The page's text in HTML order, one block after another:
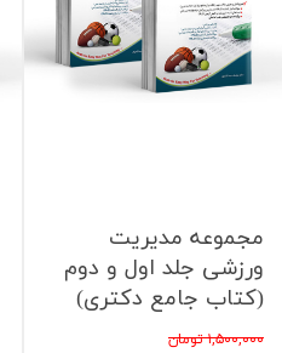
مجموعه مدیریت
ورزشی جلد اول و دوم
(کتاب جامع دکتری)
۱,۵۰۰,۰۰۰ تومان